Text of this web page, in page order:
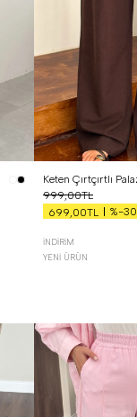
999,00TL
699,00TL
%-30
İNDIRIM
YENI ÜRÜN